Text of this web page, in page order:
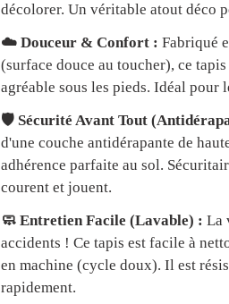
décolorer. Un véritable atout déco
☁️ Douceur & Confort : Fabriqué
(surface douce au toucher), ce
agréable sous les pieds. Idéal pour
🛡️ Sécurité Avant Tout
d'une couche antidérapante de
adhérence parfaite au sol.
courent et jouent.
🧼 Entretien Facile (Lavable) : La
accidents ! Ce tapis est facile à
en machine (cycle doux). Il est
rapidement.